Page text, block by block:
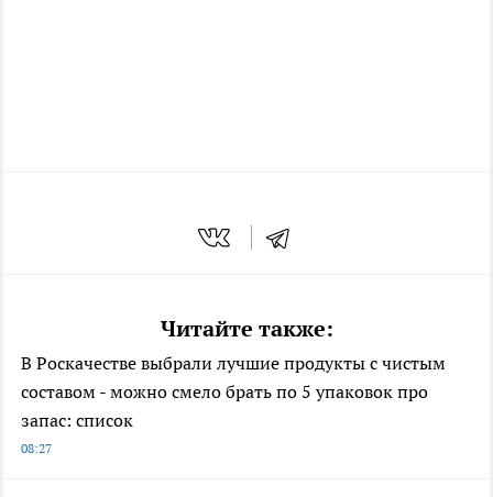
Читайте также:
В Роскачестве выбрали лучшие продукты с чистым
составом - можно смело брать по 5 упаковок про
запас: список
08:27